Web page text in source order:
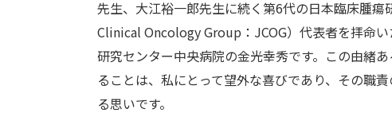
先生、大江裕一郎先生に続く第6代の日本臨床腫瘍
Clinical Oncology Group：JCOG）代表者を拝命
研究センター中央病院の金光幸秀です。この由緒
ることは、私にとって望外な喜びであり、その職
る思いです。